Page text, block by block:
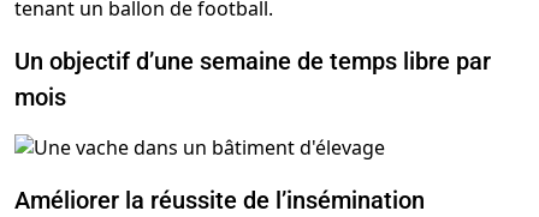
Un objectif d’une semaine de temps libre par
mois
Améliorer la réussite de l’insémination